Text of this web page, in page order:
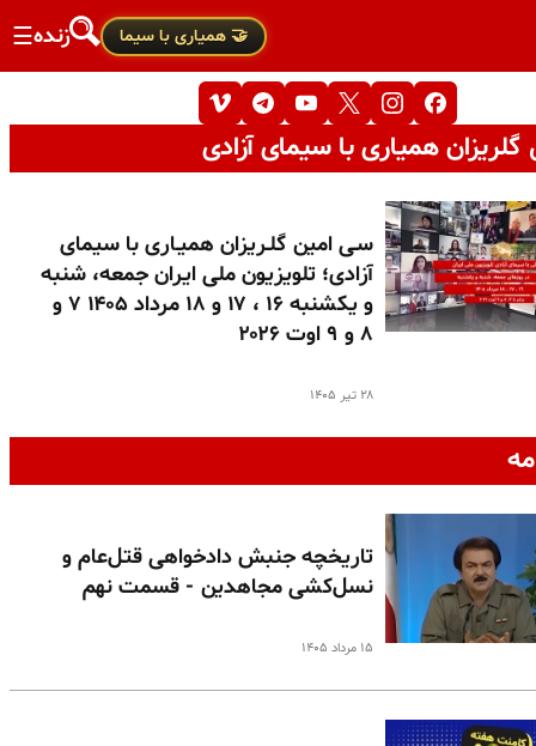
🤝 همیاری با سیما زنده☰
همیاری با سیمای آزادی
سـی امین گلـریزان همیـاری با سیمای
آزادی؛ تلویزیون ملی ایران جمعه، شنبه
و یکشنبه ۱۶ ، ۱۷ و ۱۸ مرداد ۱۴۰۵ ۷ و
۸ و ۹ اوت ۲۰۲۶
۲۸ تیر ۱۴۰۵
تاریخچه جنبش دادخواهی قتل‌عام و
نسل‌کشی مجاهدین - قسمت نهم
۱۵ مرداد ۱۴۰۵